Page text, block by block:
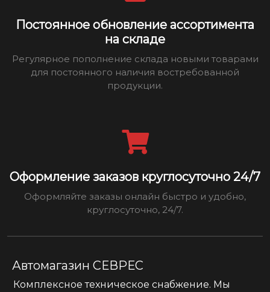
Постоянное обновление ассортимента
на складе
Регулярное пополнение склада новыми товарами
для постоянного наличия востребованной
продукции.
Оформление заказов круглосуточно 24/7
Оформляйте заказы онлайн быстро и удобно,
круглосуточно, 24/7.
Автомагазин СЕВРЕС
Комплексное техническое снабжение. Мы